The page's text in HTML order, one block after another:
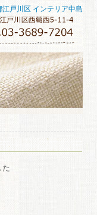
戸川区 インテリア中島
た